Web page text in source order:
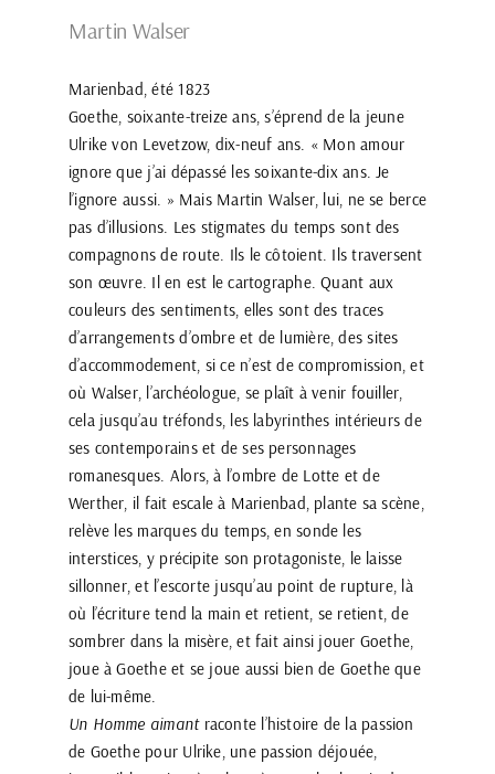
Martin Walser
Marienbad, été 1823
Goethe, soixante-treize ans, s’éprend de la jeune
Ulrike von Levetzow, dix-neuf ans. « Mon amour
ignore que j’ai dépassé les soixante-dix ans. Je
l’ignore aussi. » Mais Martin Walser, lui, ne se berce
pas d’illusions. Les stigmates du temps sont des
compagnons de route. Ils le côtoient. Ils traversent
son œuvre. Il en est le cartographe. Quant aux
couleurs des sentiments, elles sont des traces
d’arrangements d’ombre et de lumière, des sites
d’accommodement, si ce n’est de compromission, et
où Walser, l’archéologue, se plaît à venir fouiller,
cela jusqu’au tréfonds, les labyrinthes intérieurs de
ses contemporains et de ses personnages
romanesques. Alors, à l’ombre de Lotte et de
Werther, il fait escale à Marienbad, plante sa scène,
relève les marques du temps, en sonde les
interstices, y précipite son protagoniste, le laisse
sillonner, et l’escorte jusqu’au point de rupture, là
où l’écriture tend la main et retient, se retient, de
sombrer dans la misère, et fait ainsi jouer Goethe,
joue à Goethe et se joue aussi bien de Goethe que
de lui-même.
Un Homme aimantraconte l’histoire de la passion
de Goethe pour Ulrike, une passion déjouée,